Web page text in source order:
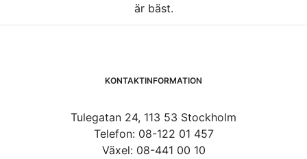
är bäst.
KONTAKTINFORMATION
Tulegatan 24, 113 53 Stockholm
Telefon: 08-122 01 457
Växel: 08-441 00 10